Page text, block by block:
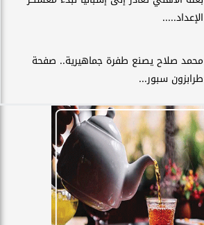
الإعداد.....
محمد صلاح يصنع طفرة جماهيرية.. صفحة
طرابزون سبور...